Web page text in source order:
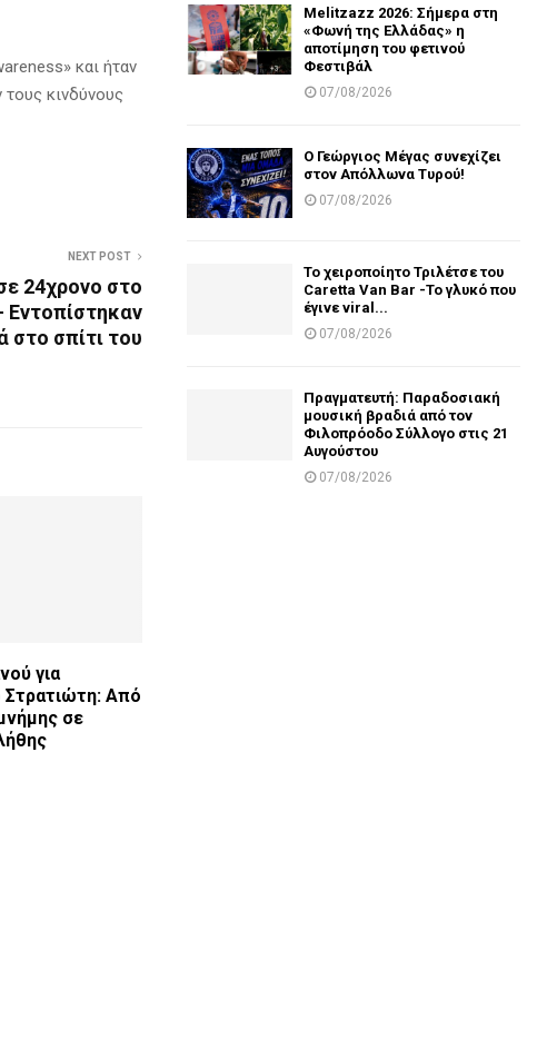
και ήταν
κινδύνους
NEXT POST
24χρονο στο
Εντοπίστηκαν
στο σπίτι του
για
Από
σε
Melitzazz 2026: Σήμερα στη
«Φωνή της Ελλάδας» η
αποτίμηση του φετινού
Φεστιβάλ
07/08/2026
Ο Γεώργιος Μέγας συνεχίζει
στον Απόλλωνα Τυρού!
07/08/2026
Το χειροποίητο Τριλέτσε του
Caretta Van Bar -Το γλυκό που
έγινε viral...
07/08/2026
Πραγματευτή: Παραδοσιακή
μουσική βραδιά από τον
Φιλοπρόοδο Σύλλογο στις 21
Αυγούστου
07/08/2026